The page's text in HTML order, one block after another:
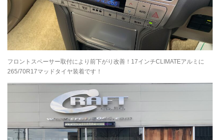
フロントスペーサー取付により前下がり改善！17インチCLIMATEアルミに
265/70R17マッドタイヤ装着です！